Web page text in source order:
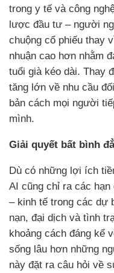
trong y tế và công
lược đầu tư – người
chuộng cổ phiếu thay
nhuận cao hơn nhằm
tuổi già kéo dài. Thay
tăng lớn về nhu cầu
bản cách mọi người
mình.
Giải quyết bất bình
Dù có những lợi ích
AI cũng chỉ ra các
– kinh tế trong các dự
nạn, đại dịch và tình
khoảng cách đáng kể
sống lâu hơn những
này đặt ra câu hỏi về